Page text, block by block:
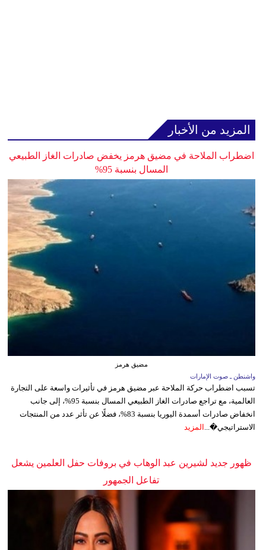
المزيد من الأخبار
اضطراب الملاحة في مضيق هرمز يخفض صادرات الغاز الطبيعي
المسال بنسبة 95%
مضيق هرمز
واشنطن ـ صوت الإمارات
تسبب اضطراب حركة الملاحة عبر مضيق هرمز في تأثيرات واسعة على التجارة
العالمية، مع تراجع صادرات الغاز الطبيعي المسال بنسبة 95%، إلى جانب
انخفاض صادرات أسمدة اليوريا بنسبة 83%، فضلًا عن تأثر عدد من المنتجات
الاستراتيجي�... المزيد
ظهور جديد لشيرين عبد الوهاب في بروفات حفل العلمين يشعل
تفاعل الجمهور